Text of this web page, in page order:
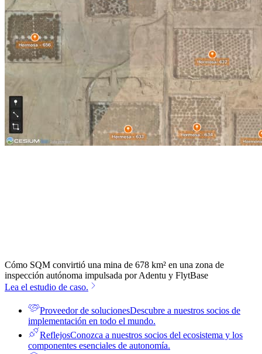
Cómo SQM convirtió una mina de 678 km² en una zona de
inspección autónoma impulsada por Adentu y FlytBase
Lea el estudio de caso.
Proveedor de solucionesDescubre a nuestros socios de
implementación en todo el mundo.
ReflejosConozca a nuestros socios del ecosistema y los
componentes esenciales de autonomía.